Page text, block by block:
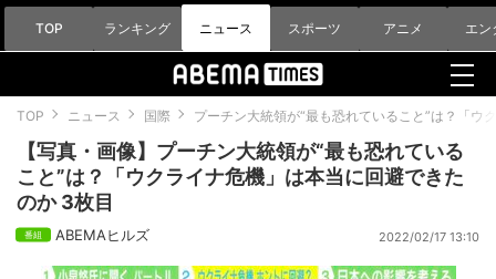
TOP ランキング ニュース スポーツ アニメ エン
TOP ニュース 国際 プーチン大統領が“最も恐れていること”は？「ウ
【写真・画像】プーチン大統領が“最も恐れている
こと”は？「ウクライナ危機」は本当に回避できた
のか 3枚目
ABEMAヒルズ 2022/02/17 13:10